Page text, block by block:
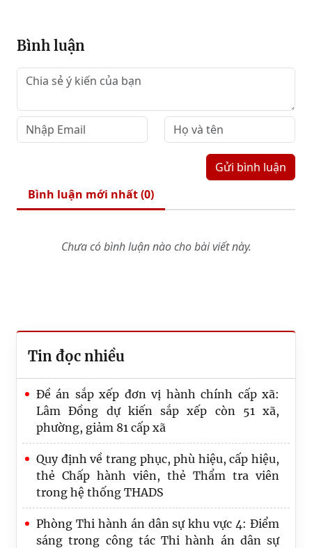
Bình luận
Gửi bình luận
Bình luận mới nhất (0)
Chưa có bình luận nào cho bài viết này.
Tin đọc nhiều
Đề án sắp xếp đơn vị hành chính cấp xã:
Lâm Đồng dự kiến sắp xếp còn 51 xã,
phường, giảm 81 cấp xã
Quy định về trang phục, phù hiệu, cấp hiệu,
thẻ Chấp hành viên, thẻ Thẩm tra viên
trong hệ thống THADS
Phòng Thi hành án dân sự khu vực 4: Điểm
sáng trong công tác Thi hành án dân sự